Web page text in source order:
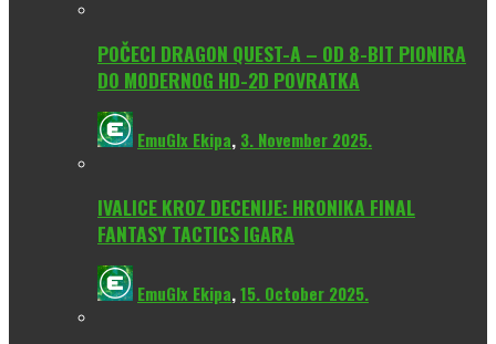
POČECI DRAGON QUEST-A – OD 8-BIT PIONIRA
DO MODERNOG HD-2D POVRATKA
EmuGlx Ekipa, 3. November 2025.
IVALICE KROZ DECENIJE: HRONIKA FINAL
FANTASY TACTICS IGARA
EmuGlx Ekipa,15. October 2025.